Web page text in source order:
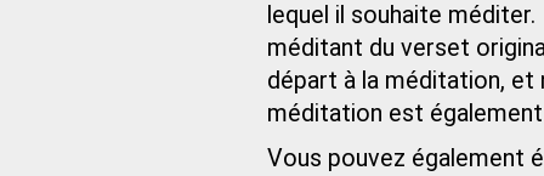
lequel il souhaite
méditant du verset
départ à la méditation,
méditation est
Vous pouvez également